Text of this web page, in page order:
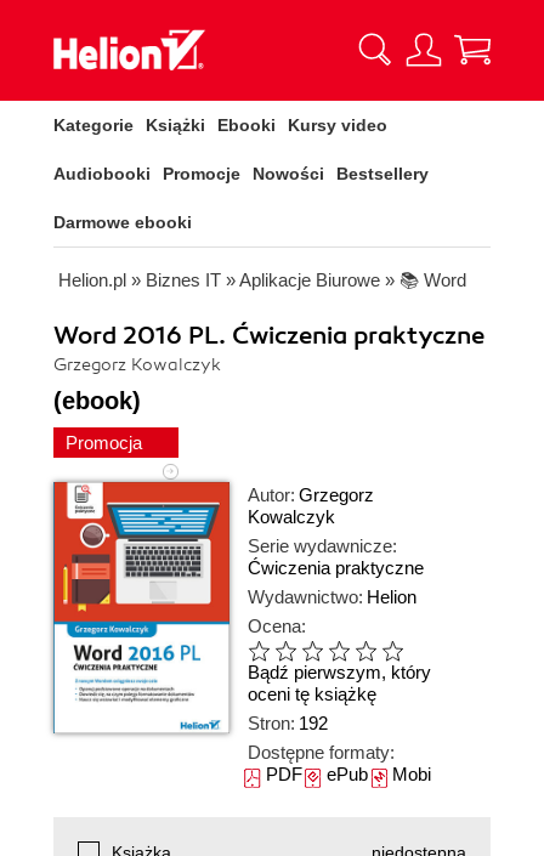
Kategorie Książki Ebooki Kursy video
Audiobooki Promocje Nowości Bestsellery
Darmowe ebooki
Helion.pl » Biznes IT »Aplikacje Biurowe » 📚 Word
Word 2016 PL. Ćwiczenia praktyczne
Grzegorz Kowalczyk
(ebook)
Promocja
Autor: Grzegorz
Kowalczyk
Serie wydawnicze:
Ćwiczenia praktyczne
Wydawnictwo: Helion
Ocena:
Bądź pierwszym, który
oceni tę książkę
Stron: 192
Dostępne formaty:
PDFePubMobi